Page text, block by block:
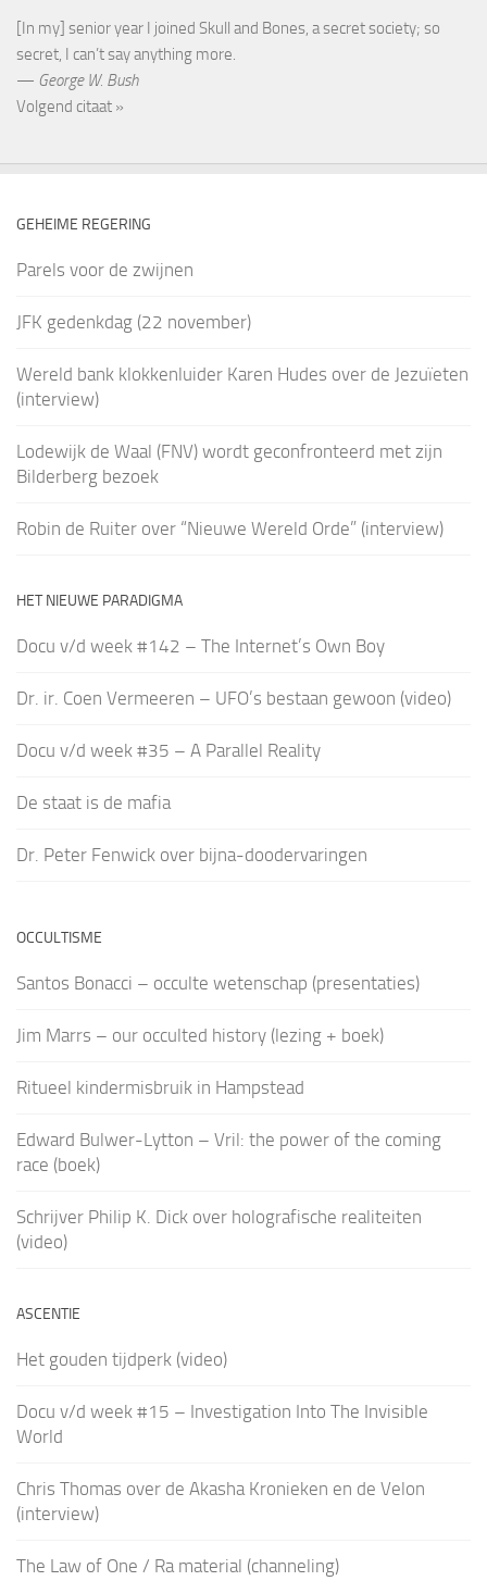
[In my] senior year I joined Skull and Bones, a secret society; so
secret, I can’t say anything more.
— George W. Bush
Volgend citaat »
GEHEIME REGERING
Parels voor de zwijnen
JFK gedenkdag (22 november)
Wereld bank klokkenluider Karen Hudes over de Jezuïeten
(interview)
Lodewijk de Waal (FNV) wordt geconfronteerd met zijn
Bilderberg bezoek
Robin de Ruiter over “Nieuwe Wereld Orde” (interview)
HET NIEUWE PARADIGMA
Docu v/d week #142 – The Internet’s Own Boy
Dr. ir. Coen Vermeeren – UFO’s bestaan gewoon (video)
Docu v/d week #35 – A Parallel Reality
De staat is de mafia
Dr. Peter Fenwick over bijna-doodervaringen
OCCULTISME
Santos Bonacci – occulte wetenschap (presentaties)
Jim Marrs – our occulted history (lezing + boek)
Ritueel kindermisbruik in Hampstead
Edward Bulwer-Lytton – Vril: the power of the coming
race (boek)
Schrijver Philip K. Dick over holografische realiteiten
(video)
ASCENTIE
Het gouden tijdperk (video)
Docu v/d week #15 – Investigation Into The Invisible
World
Chris Thomas over de Akasha Kronieken en de Velon
(interview)
The Law of One / Ra material (channeling)